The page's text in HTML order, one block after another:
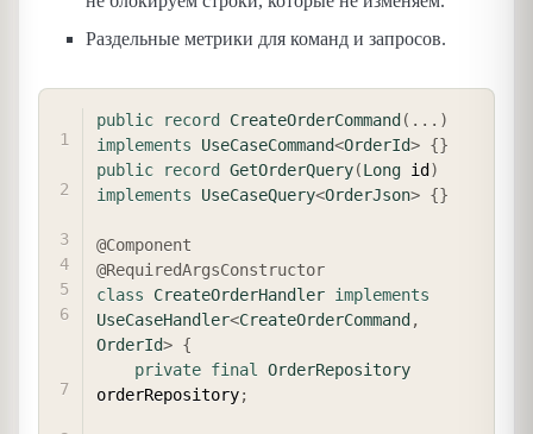
Раздельные метрики для команд и запросов.
public record CreateOrderCommand ( . . . )
implements
UseCaseCommand<OrderId> {}
public
record GetOrderQuery(Long id )
implements
UseCaseQuery<OrderJson> {}
@Component
@RequiredArgsConstructor
class
CreateOrderHandler implements
UseCaseHandler<CreateOrderCommand ,
OrderId> {
private final OrderRepository
orderRepository;
COPY